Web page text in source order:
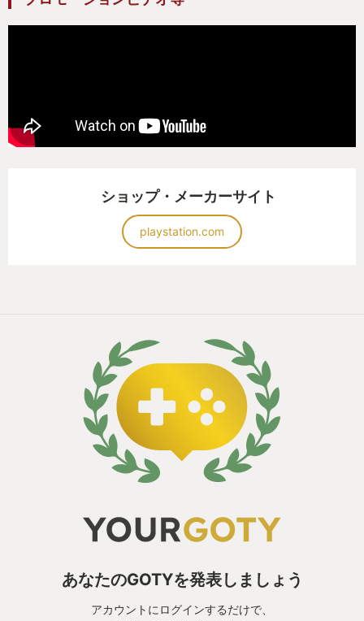
ショップ・メーカーサイト
playstation.com
あなたのGOTYを発表しましょう
アカウントにログインするだけで、